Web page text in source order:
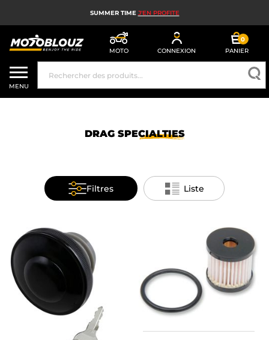
SUMMER TIME J'EN PROFITE
MOTO CONNEXION
0
PANIER
CASQUE MOTO
ÉQUIPEMENT MOTO HOMME
AIRBAG MOTO
ACCESSOIRES MOTO
BAGAGERIE MOTO
PNEUS MOTO
SPORTSWEAR
MENU
DRAG SPECIALTIES
Filtres Liste